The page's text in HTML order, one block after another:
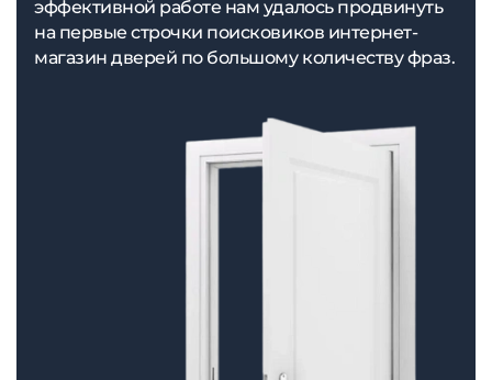
эффективной работе нам удалось продвинуть
на первые строчки поисковиков интернет-
магазин дверей по большому количеству фраз.